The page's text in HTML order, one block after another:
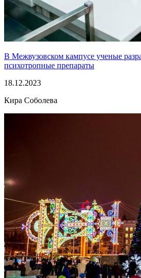
В Межвузовском кампусе ученые
психотропные препараты
18.12.2023
Кира Соболева